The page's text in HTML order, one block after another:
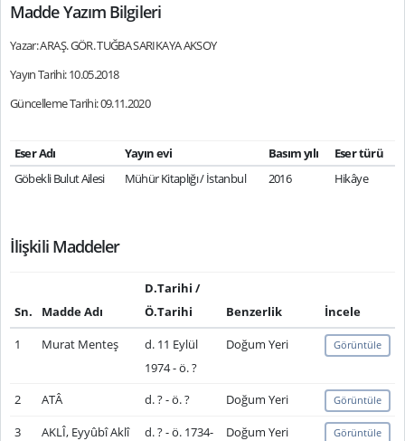
Madde Yazım Bilgileri
Yazar: ARAŞ. GÖR. TUĞBA SARIKAYA AKSOY
Yayın Tarihi: 10.05.2018
Güncelleme Tarihi: 09.11.2020
Eser Adı Yayın evi Basım yılı
Eser türü
Göbekli Bulut Ailesi
Mühür Kitaplığı / İstanbul 2016 Hikâye
İlişkili Maddeler
Sn. Madde Adı
D.Tarihi /
Ö.Tarihi
Benzerlik
İncele
1
Murat Menteş
d. 11 Eylül
1974 - ö. ?
Doğum Yeri Görüntüle
2 ATÂ d. ? - ö. ? Doğum Yeri Görüntüle
3
AKLÎ, Eyyûbî Aklî
d. ? - ö. 1734-
Doğum Yeri Görüntüle